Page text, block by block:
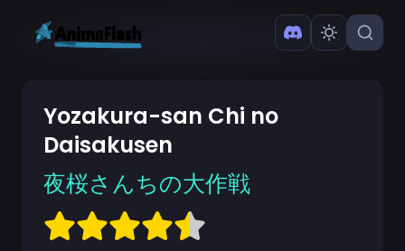
Yozakura-san Chi no
Daisakusen
夜桜さんちの大作戦